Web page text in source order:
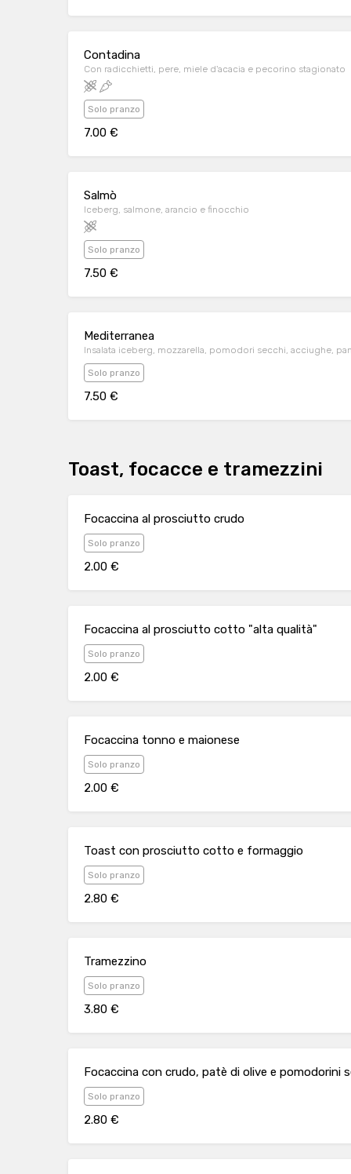
Contadina
Con radicchietti, pere, miele d'acacia e pecorino stagionato
Solo pranzo
7.00 €
Salmò
Iceberg, salmone, arancio e finocchio
Solo pranzo
7.50 €
Mediterranea
Insalata iceberg, mozzarella, pomodori secchi, acciughe,
Solo pranzo
7.50 €
Toast, focacce e tramezzini
Focaccina al prosciutto crudo
Solo pranzo
2.00 €
Focaccina al prosciutto cotto "alta qualità"
Solo pranzo
2.00 €
Focaccina tonno e maionese
Solo pranzo
2.00 €
Toast con prosciutto cotto e formaggio
Solo pranzo
2.80 €
Tramezzino
Solo pranzo
3.80 €
Focaccina con crudo, patè di olive e pomodorini
Solo pranzo
2.80 €